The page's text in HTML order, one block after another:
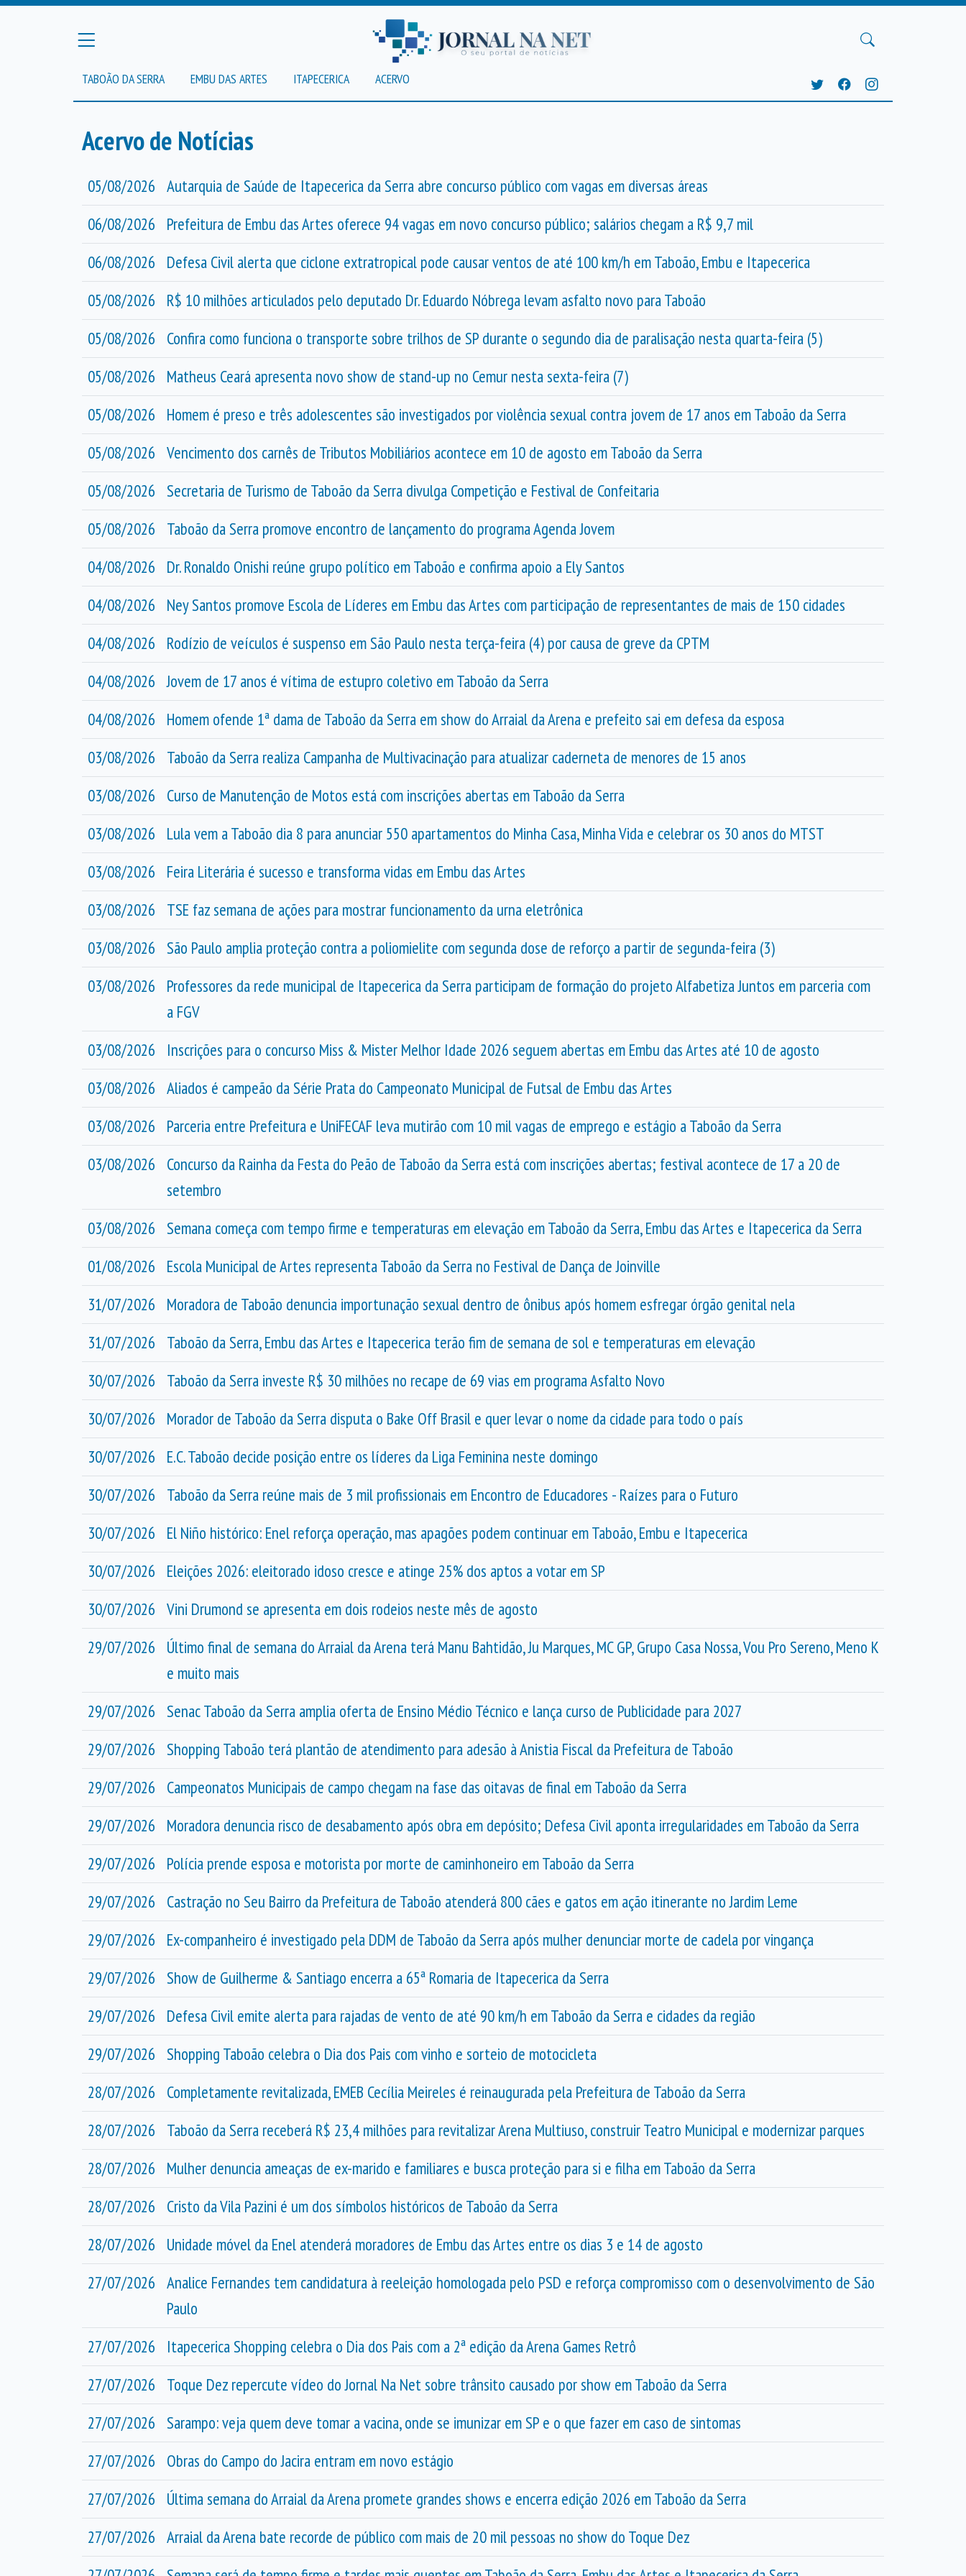
TABOÃO DA SERRA EMBU DAS ARTES ITAPECERICA ACERVO
Acervo de Notícias
05/08/2026 Autarquia de Saúde de Itapecerica da Serra abre concurso público com vagas em diversas áreas
06/08/2026
Prefeitura de Embu das Artes oferece 94 vagas em novo concurso público; salários chegam a R$ 9,7 mil
06/08/2026
Defesa Civil alerta que ciclone extratropical pode causar ventos de até 100 km/h em Taboão, Embu e Itapecerica
05/08/2026
R$ 10 milhões articulados pelo deputado Dr. Eduardo Nóbrega levam asfalto novo para Taboão
05/08/2026
Confira como funciona o transporte sobre trilhos de SP durante o segundo dia de paralisação nesta quarta-feira (5)
05/08/2026
Matheus Ceará apresenta novo show de stand-up no Cemur nesta sexta-feira (7)
05/08/2026
Homem é preso e três adolescentes são investigados por violência sexual contra jovem de 17 anos em Taboão da Serra
05/08/2026 Vencimento dos carnês de Tributos Mobiliários acontece em 10 de agosto em Taboão da Serra
05/08/2026
Secretaria de Turismo de Taboão da Serra divulga Competição e Festival de Confeitaria
05/08/2026
Taboão da Serra promove encontro de lançamento do programa Agenda Jovem
04/08/2026
Dr. Ronaldo Onishi reúne grupo político em Taboão e confirma apoio a Ely Santos
04/08/2026
Ney Santos promove Escola de Líderes em Embu das Artes com participação de representantes de mais de 150 cidades
04/08/2026
Rodízio de veículos é suspenso em São Paulo nesta terça-feira (4) por causa de greve da CPTM
04/08/2026 Jovem de 17 anos é vítima de estupro coletivo em Taboão da Serra
04/08/2026
Homem ofende 1ª dama de Taboão da Serra em show do Arraial da Arena e prefeito sai em defesa da esposa
03/08/2026
Taboão da Serra realiza Campanha de Multivacinação para atualizar caderneta de menores de 15 anos
03/08/2026
Curso de Manutenção de Motos está com inscrições abertas em Taboão da Serra
03/08/2026
Lula vem a Taboão dia 8 para anunciar 550 apartamentos do Minha Casa, Minha Vida e celebrar os 30 anos do MTST
03/08/2026
Feira Literária é sucesso e transforma vidas em Embu das Artes
03/08/2026
TSE faz semana de ações para mostrar funcionamento da urna eletrônica
03/08/2026
São Paulo amplia proteção contra a poliomielite com segunda dose de reforço a partir de segunda-feira (3)
03/08/2026
Professores da rede municipal de Itapecerica da Serra participam de formação do projeto Alfabetiza Juntos em parceria com
a FGV
03/08/2026
Inscrições para o concurso Miss & Mister Melhor Idade 2026 seguem abertas em Embu das Artes até 10 de agosto
03/08/2026 Aliados é campeão da Série Prata do Campeonato Municipal de Futsal de Embu das Artes
03/08/2026
Parceria entre Prefeitura e UniFECAF leva mutirão com 10 mil vagas de emprego e estágio a Taboão da Serra
03/08/2026
Concurso da Rainha da Festa do Peão de Taboão da Serra está com inscrições abertas; festival acontece de 17 a 20 de
setembro
03/08/2026
Semana começa com tempo firme e temperaturas em elevação em Taboão da Serra, Embu das Artes e Itapecerica da Serra
01/08/2026
Escola Municipal de Artes representa Taboão da Serra no Festival de Dança de Joinville
31/07/2026
Moradora de Taboão denuncia importunação sexual dentro de ônibus após homem esfregar órgão genital nela
31/07/2026
Taboão da Serra, Embu das Artes e Itapecerica terão fim de semana de sol e temperaturas em elevação
30/07/2026
Taboão da Serra investe R$ 30 milhões no recape de 69 vias em programa Asfalto Novo
30/07/2026
Morador de Taboão da Serra disputa o Bake Off Brasil e quer levar o nome da cidade para todo o país
30/07/2026
E.C. Taboão decide posição entre os líderes da Liga Feminina neste domingo
30/07/2026
Taboão da Serra reúne mais de 3 mil profissionais em Encontro de Educadores - Raízes para o Futuro
30/07/2026
El Niño histórico: Enel reforça operação, mas apagões podem continuar em Taboão, Embu e Itapecerica
30/07/2026
Eleições 2026: eleitorado idoso cresce e atinge 25% dos aptos a votar em SP
30/07/2026 Vini Drumond se apresenta em dois rodeios neste mês de agosto
29/07/2026
Último final de semana do Arraial da Arena terá Manu Bahtidão, Ju Marques, MC GP, Grupo Casa Nossa, Vou Pro Sereno, Meno K
e muito mais
29/07/2026
Senac Taboão da Serra amplia oferta de Ensino Médio Técnico e lança curso de Publicidade para 2027
29/07/2026
Shopping Taboão terá plantão de atendimento para adesão à Anistia Fiscal da Prefeitura de Taboão
29/07/2026
Campeonatos Municipais de campo chegam na fase das oitavas de final em Taboão da Serra
29/07/2026
Moradora denuncia risco de desabamento após obra em depósito; Defesa Civil aponta irregularidades em Taboão da Serra
29/07/2026
Polícia prende esposa e motorista por morte de caminhoneiro em Taboão da Serra
29/07/2026
Castração no Seu Bairro da Prefeitura de Taboão atenderá 800 cães e gatos em ação itinerante no Jardim Leme
29/07/2026
Ex-companheiro é investigado pela DDM de Taboão da Serra após mulher denunciar morte de cadela por vingança
29/07/2026
Show de Guilherme & Santiago encerra a 65ª Romaria de Itapecerica da Serra
29/07/2026
Defesa Civil emite alerta para rajadas de vento de até 90 km/h em Taboão da Serra e cidades da região
29/07/2026
Shopping Taboão celebra o Dia dos Pais com vinho e sorteio de motocicleta
28/07/2026
Completamente revitalizada, EMEB Cecília Meireles é reinaugurada pela Prefeitura de Taboão da Serra
28/07/2026
Taboão da Serra receberá R$ 23,4 milhões para revitalizar Arena Multiuso, construir Teatro Municipal e modernizar parques
28/07/2026
Mulher denuncia ameaças de ex-marido e familiares e busca proteção para si e filha em Taboão da Serra
28/07/2026
Cristo da Vila Pazini é um dos símbolos históricos de Taboão da Serra
28/07/2026
Unidade móvel da Enel atenderá moradores de Embu das Artes entre os dias 3 e 14 de agosto
27/07/2026 Analice Fernandes tem candidatura à reeleição homologada pelo PSD e reforça compromisso com o desenvolvimento de São
Paulo
27/07/2026
Itapecerica Shopping celebra o Dia dos Pais com a 2ª edição da Arena Games Retrô
27/07/2026
Toque Dez repercute vídeo do Jornal Na Net sobre trânsito causado por show em Taboão da Serra
27/07/2026
Sarampo: veja quem deve tomar a vacina, onde se imunizar em SP e o que fazer em caso de sintomas
27/07/2026
Obras do Campo do Jacira entram em novo estágio
27/07/2026
Última semana do Arraial da Arena promete grandes shows e encerra edição 2026 em Taboão da Serra
27/07/2026 Arraial da Arena bate recorde de público com mais de 20 mil pessoas no show do Toque Dez